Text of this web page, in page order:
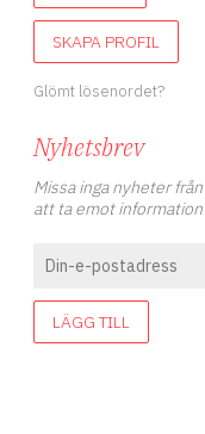
SKAPA PROFIL
Glömt lösenordet?
Nyhetsbrev
Missa inga nyheter
att ta emot
LÄGG TILL